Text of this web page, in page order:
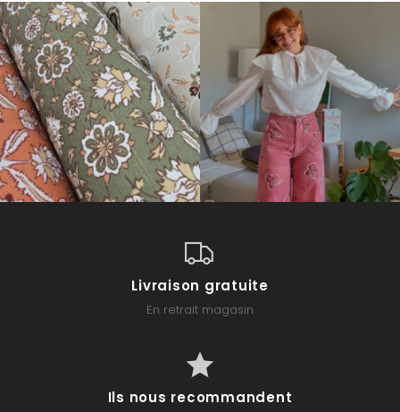
Livraison gratuite
En retrait magasin
Ils nous recommandent